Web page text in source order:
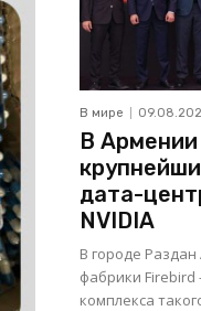
В мире
В Армении
дата-
NVIDIA
В городе Раздан
фабрики
комплекса